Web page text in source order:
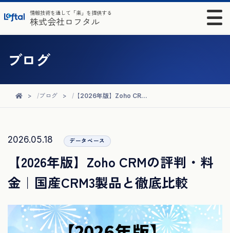
情報技術を通して「楽」を提供する
株式会社ロフタル
ブログ
ブログ 【2026年版】Zoho CRMの評判・料金｜国産CRM3製品と徹底比較
2026.05.18 データベース
【2026年版】Zoho CRMの評判・料
金｜国産CRM3製品と徹底比較